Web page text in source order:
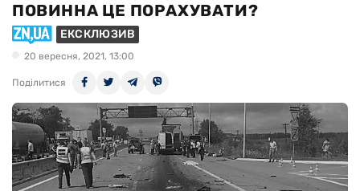
ПОВИННА ЦЕ ПОРАХУВАТИ?
ЕКСКЛЮЗИВ
20 вересня, 2021, 13:00
Поділитися